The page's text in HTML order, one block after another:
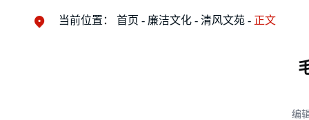
当前位置： 首页 廉洁文化 清风文苑 正文
编